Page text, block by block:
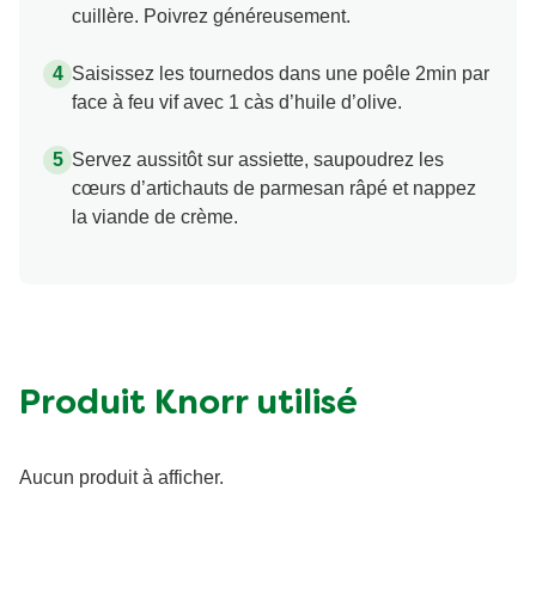
cuillère. Poivrez généreusement.
Saisissez les tournedos dans une poêle 2min par
face à feu vif avec 1 càs d’huile d’olive.
Servez aussitôt sur assiette, saupoudrez les
cœurs d’artichauts de parmesan râpé et nappez
la viande de crème.
Produit Knorr utilisé
Aucun produit à afficher.